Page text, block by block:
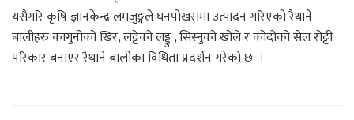
यसैगरि कृषि ज्ञानकेन्द्र लमजुङ्गले घनपोखरामा उत्पादन गरिएको रैथाने
बालीहरु कागुनोको खिर, लट्टेको लड्डु , सिस्नुको खोले र कोदोको सेल रोट्टी
परिकार बनाएर रैथाने बालीका विधिता प्रदर्शन गरेको छ ।